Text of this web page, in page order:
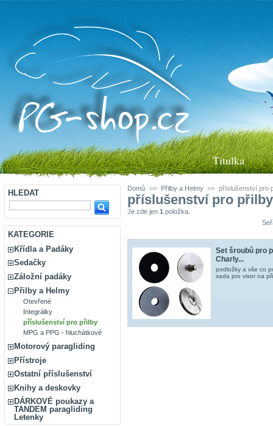
Titulka
HLEDAT
KATEGORIE
Křídla a Padáky
Sedačky
Záložní padáky
Přilby a Helmy
Otevřené
Integrálky
příslušenství pro přilby
MPG a PPG - hluchátkové
Motorový paragliding
Přístroje
Ostatní příslušenství
Knihy a deskovky
DÁRKOVÉ poukazy a
TANDEM paragliding
Letenky
Domů >> Přilby a Helmy >> příslušenství pro
příslušenství pro přilby
Je zde jen1položka.
Set šroubů pro
Charly...
podložky a vše co
sada pro visor na